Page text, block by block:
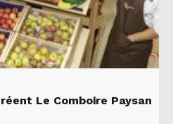
Le Comboire Paysan